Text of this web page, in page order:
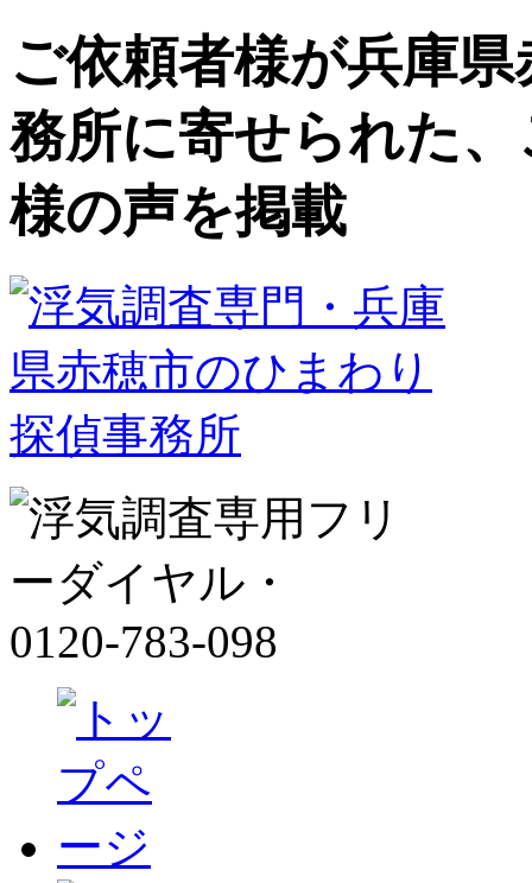
ご依頼者様が兵庫
務所に寄せられた
様の声を掲載